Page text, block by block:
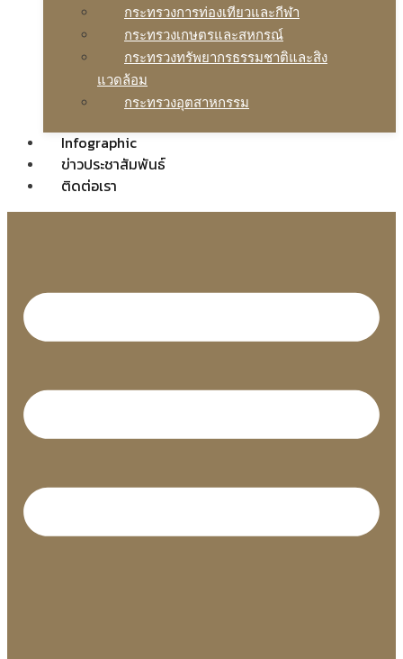
กระทรวงการท่องเทียวและกีฬา
กระทรวงเกษตรและสหกรณ์
กระทรวงทรัพยากรธรรมชาติและสิง
แวดล้อม
กระทรวงอุตสาหกรรม
Infographic
ข่าวประชาสัมพันธ์
ติดต่อเรา